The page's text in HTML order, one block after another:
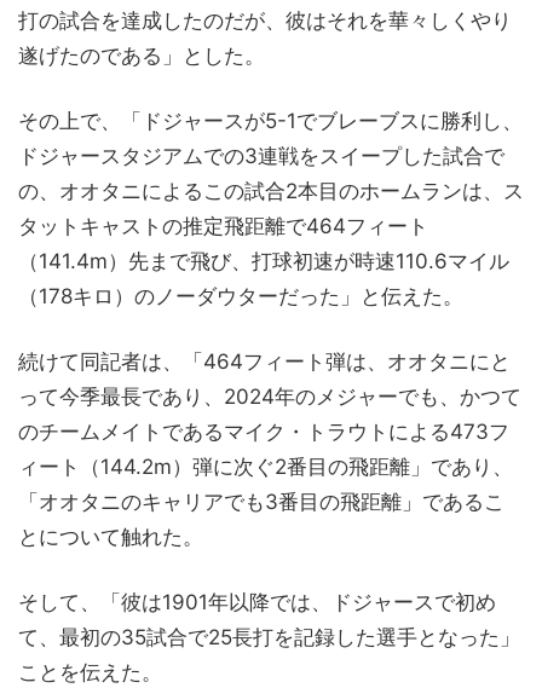
打の試合を達成したのだが、彼はそれを華々しくやり
遂げたのである」とした。
その上で、「ドジャースが5-1でブレーブスに勝利し、
ドジャースタジアムでの3連戦をスイープした試合で
の、オオタニによるこの試合2本目のホームランは、ス
タットキャストの推定飛距離で464フィート
（141.4m）先まで飛び、打球初速が時速110.6マイル
（178キロ）のノーダウターだった」と伝えた。
続けて同記者は、「464フィート弾は、オオタニにと
って今季最長であり、2024年のメジャーでも、かつて
のチームメイトであるマイク・トラウトによる473フ
ィート（144.2m）弾に次ぐ2番目の飛距離」であり、
「オオタニのキャリアでも3番目の飛距離」であるこ
とについて触れた。
そして、「彼は1901年以降では、ドジャースで初め
て、最初の35試合で25長打を記録した選手となった」
ことを伝えた。